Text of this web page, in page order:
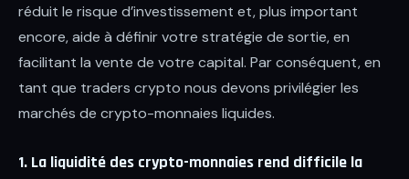
réduit le risque d’investissement et, plus important
encore, aide à définir votre stratégie de sortie, en
facilitant la vente de votre capital. Par conséquent, en
tant que traders crypto nous devons privilégier les
marchés de crypto-monnaies liquides.
1. La liquidité des crypto-monnaies rend difficile la